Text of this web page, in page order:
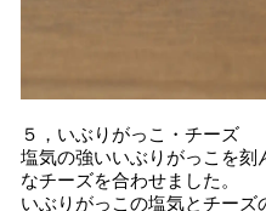
５，いぶりがっこ・チーズ
塩気の強いいぶりがっこを刻
なチーズを合わせました。
いぶりがっこの塩気とチーズ